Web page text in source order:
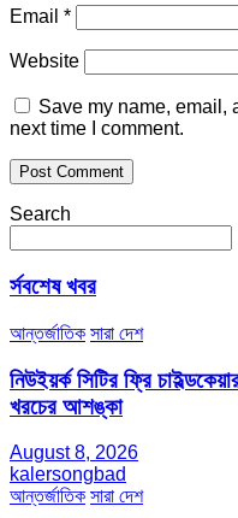
Email *
Website
Save my name, email,
next time I comment.
Search
র্সবশেষ খবর
আন্তর্জাতিক সারা দেশ
নিউইয়র্ক সিটির ফ্রি
খরচের আশঙ্কা
August 8, 2026
kalersongbad
আন্তর্জাতিক সারা দেশ